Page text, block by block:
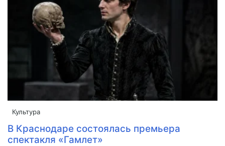
Культура
В Краснодаре состоялась премьера
спектакля «Гамлет»